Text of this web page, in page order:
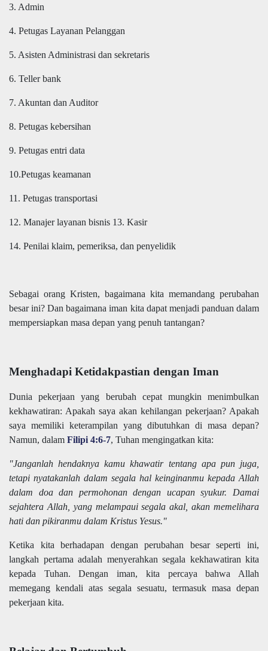
3. Admin
4. Petugas Layanan Pelanggan
5. Asisten Administrasi dan sekretaris
6. Teller bank
7. Akuntan dan Auditor
8. Petugas kebersihan
9. Petugas entri data
10.Petugas keamanan
11. Petugas transportasi
12. Manajer layanan bisnis 13. Kasir
14. Penilai klaim, pemeriksa, dan penyelidik
Sebagai orang Kristen, bagaimana kita memandang perubahan
besar ini? Dan bagaimana iman kita dapat menjadi panduan dalam
mempersiapkan masa depan yang penuh tantangan?
Menghadapi Ketidakpastian dengan Iman
Dunia pekerjaan yang berubah cepat mungkin menimbulkan
kekhawatiran: Apakah saya akan kehilangan pekerjaan? Apakah
saya memiliki keterampilan yang dibutuhkan di masa depan?
Namun, dalam Filipi 4:6-7, Tuhan mengingatkan kita:
"Janganlah hendaknya kamu khawatir tentang apa pun juga,
tetapi nyatakanlah dalam segala hal keinginanmu kepada Allah
dalam doa dan permohonan dengan ucapan syukur. Damai
sejahtera Allah, yang melampaui segala akal, akan memelihara
hati dan pikiranmu dalam Kristus Yesus."
Ketika kita berhadapan dengan perubahan besar seperti ini,
langkah pertama adalah menyerahkan segala kekhawatiran kita
kepada Tuhan. Dengan iman, kita percaya bahwa Allah
memegang kendali atas segala sesuatu, termasuk masa depan
pekerjaan kita.